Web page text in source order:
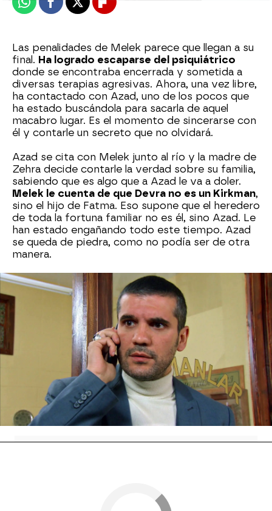
WhatsappFacebook
X Flipboard
Las penalidades de Melek parece que llegan a su
final. Ha logrado escaparse del psiquiátrico
donde se encontraba encerrada y sometida a
diversas terapias agresivas. Ahora, una vez libre,
ha contactado con Azad, uno de los pocos que
ha estado buscándola para sacarla de aquel
macabro lugar. Es el momento de sincerarse con
él y contarle un secreto que no olvidará.
Azad se cita con Melek junto al río y la madre de
Zehra decide contarle la verdad sobre su familia,
sabiendo que es algo que a Azad le va a doler.
Melek le cuenta de que Devra no es un Kirkman,
sino el hijo de Fatma. Eso supone que el heredero
de toda la fortuna familiar no es él, sino Azad. Le
han estado engañando todo este tiempo. Azad
se queda de piedra, como no podía ser de otra
manera.
Ahora lo principal es poner a salvo a Melek y a su
Azad contacta con Devra
decirle que conoce su secreto y que va a acudir
a la mansión para hacerlo público. Devra no
puede permitirlo, pues perdería su puesto de
privilegio entre los Kirkman. Por eso habla con
Seyan para que intente matar a Azad.
» Series » Esposa joven » Mejores momentos